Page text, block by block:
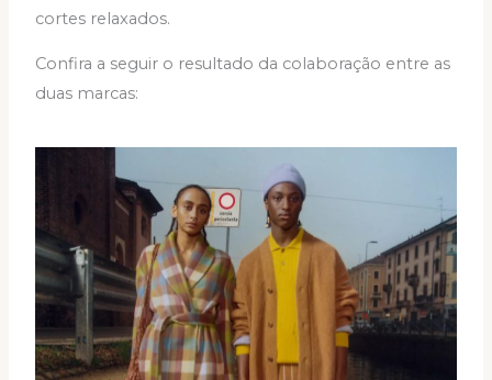
cortes relaxados.
Confira a seguir o resultado da colaboração entre as
duas marcas: